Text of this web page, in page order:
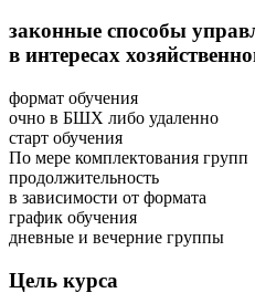
законные способы
в интересах
формат обучения
очно в БШХ либо удаленно
старт обучения
По мере комплектования групп
продолжительность
в зависимости от формата
график обучения
дневные и вечерние группы
Цель курса